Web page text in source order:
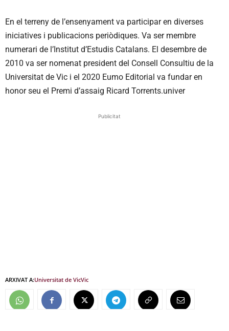
En el terreny de l’ensenyament va participar en diverses
iniciatives i publicacions periòdiques. Va ser membre
numerari de l’Institut d’Estudis Catalans. El desembre de
2010 va ser nomenat president del Consell Consultiu de la
Universitat de Vic i el 2020 Eumo Editorial va fundar en
honor seu el Premi d’assaig Ricard Torrents.univer
Publicitat
ARXIVAT A:Universitat de VicVic